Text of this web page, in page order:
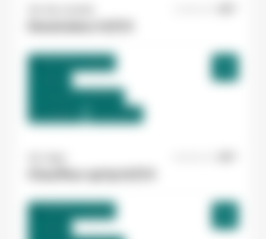
Mauvezin , France
12,31 €/h - 12,50 €/h
Du:10/08/26 Au:31/12/26
Bordeaux , France